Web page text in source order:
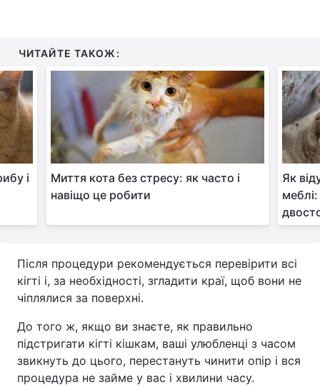
ЧИТАЙТЕ ТАКОЖ:
і
Миття кота без стресу: як часто і
навіщо це робити
Як
Після процедури рекомендується перевірити всі
кігті і, за необхідності, згладити краї, щоб вони не
чіплялися за поверхні.
До того ж, якщо ви знаєте, як правильно
підстригати кігті кішкам, ваші улюбленці з часом
звикнуть до цього, перестануть чинити опір і вся
процедура не займе у вас і хвилини часу.